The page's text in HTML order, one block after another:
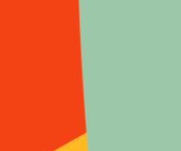
L’enfant face aux